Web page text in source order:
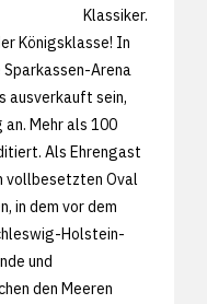
Klassiker.
Königsklasse! In
Arena
ausverkauft sein,
an. Mehr als 100
Als Ehrengast
vollbesetzten Oval
in dem vor dem
Holstein-
und
den Meeren